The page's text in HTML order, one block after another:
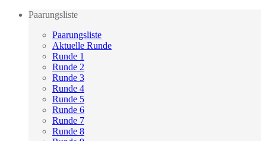
Paarungsliste
Paarungsliste
Aktuelle Runde
Runde 1
Runde 2
Runde 3
Runde 4
Runde 5
Runde 6
Runde 7
Runde 8